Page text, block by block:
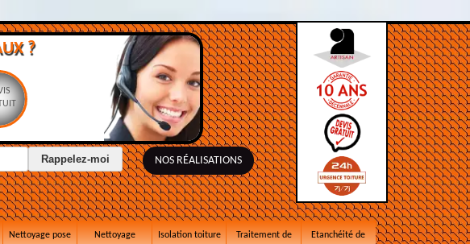
?
NOS RÉALISATIONS
Nettoyage pose
Nettoyage
Isolation toiture
Traitement de
Etanchéité de